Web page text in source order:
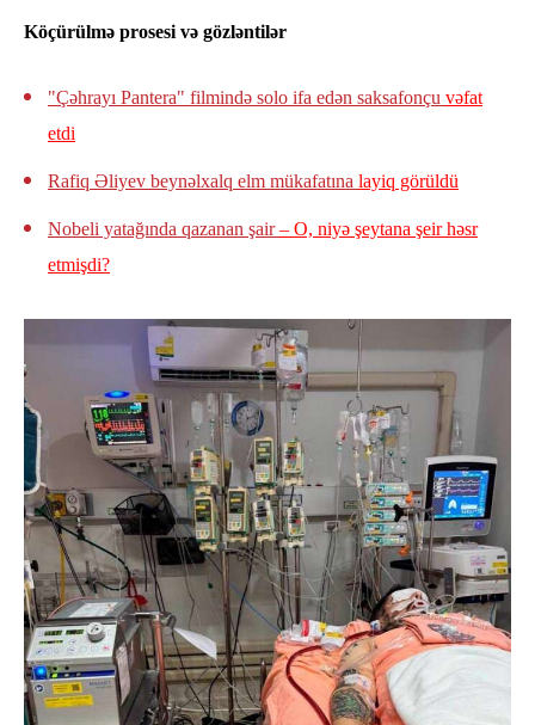
Köçürülmə prosesi və gözləntilər
"Çəhrayı Pantera" filmində solo ifa edən saksafonçu vəfat
etdi
Rafiq Əliyev beynəlxalq elm mükafatına layiq görüldü
Nobeli yatağında qazanan şair– O, niyə şeytana şeir həsr
etmişdi?